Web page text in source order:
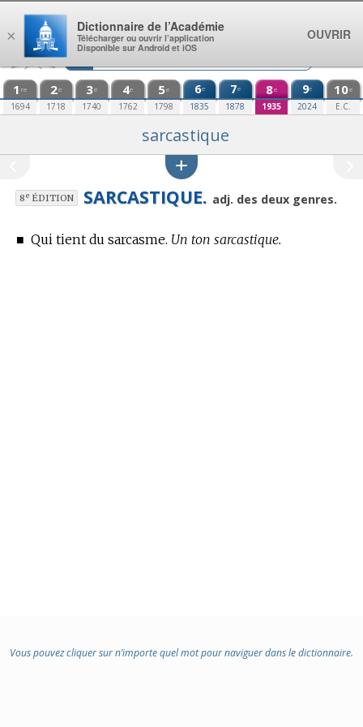
Aller au contenu
1 re
1694
2e
1718
3e
1740
4e
1762
5e
1798
6e
1835
7e
1878
8e
1935
9e
2024
10e
E.C.
sarcastique
8eÉDITION SARCASTIQUE. adj. des deux genres.
■ Qui tient du sarcasme. Un ton sarcastique.
Vous pouvez cliquer sur n’importe quel mot pour naviguer dans le dictionnaire.
×
Dictionnaire de l’Académie
Télécharger ou ouvrir l’application
Disponible sur Android et iOS
OUVRIR